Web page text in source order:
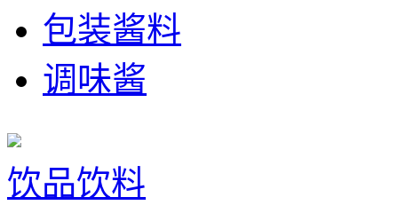
包装酱料
调味酱
饮品饮料